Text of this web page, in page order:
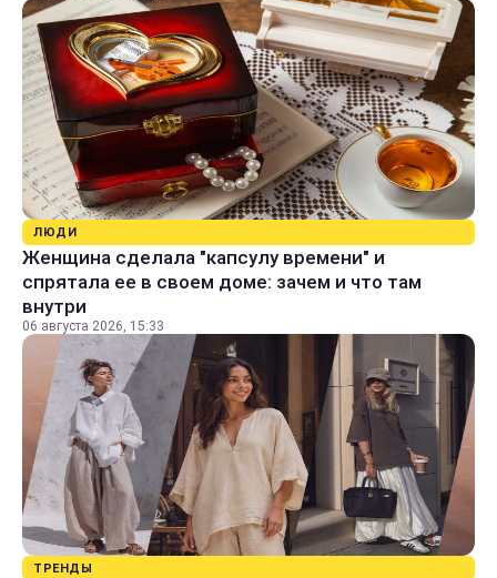
ЛЮДИ
Женщина сделала "капсулу времени" и
спрятала ее в своем доме: зачем и что там
внутри
06 августа 2026, 15:33
ТРЕНДЫ